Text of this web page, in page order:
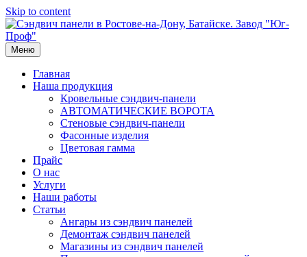
Skip to content
Меню
Главная
Наша продукция
Кровельные сэндвич-панели
АВТОМАТИЧЕСКИЕ ВОРОТА
Стеновые сэндвич-панели
Фасонные изделия
Цветовая гамма
Прайс
О нас
Услуги
Наши работы
Статьи
Ангары из сэндвич панелей
Демонтаж сэндвич панелей
Магазины из сэндвич панелей